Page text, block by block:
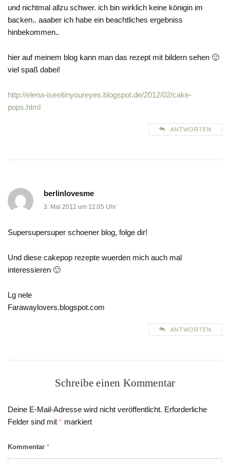
und nichtmal allzu schwer. ich bin wirklich keine königin im
backen.. aaaber ich habe ein beachtliches ergebniss
hinbekommen..
hier auf meinem blog kann man das rezept mit bildern sehen 🙂
viel spaß dabei!
http://elena-iseeitinyoureyes.blogspot.de/2012/02/cake-
pops.html
ANTWORTEN
berlinlovesme
3. Mai 2012 um 12:05 Uhr
Supersupersuper schoener blog, folge dir!
Und diese cakepop rezepte wuerden mich auch mal
interessieren 🙂
Lg nele
Farawaylovers.blogspot.com
ANTWORTEN
Schreibe einen Kommentar
Deine E-Mail-Adresse wird nicht veröffentlicht. Erforderliche
Felder sind mit * markiert
Kommentar *